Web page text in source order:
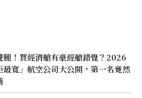
腿！買經濟艙有豪經艙錯覺？2026
最寬」航空公司大公開，第一名竟然